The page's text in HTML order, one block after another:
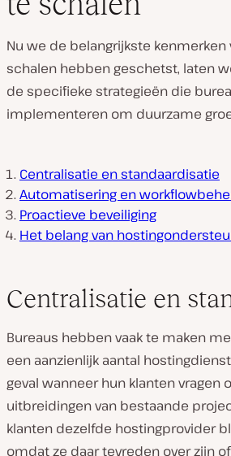
Nu we de belangrijkste kenmerken
schalen hebben geschetst, laten
de specifieke strategieën die
implementeren om duurzame
Centralisatie en standaardisatie
Automatisering en
Proactieve beveiliging
Het belang van
Centralisatie en
Bureaus hebben vaak te maken
een aanzienlijk aantal
geval wanneer hun klanten vragen
uitbreidingen van bestaande
klanten dezelfde hostingprovider
omdat ze daar tevreden over zijn